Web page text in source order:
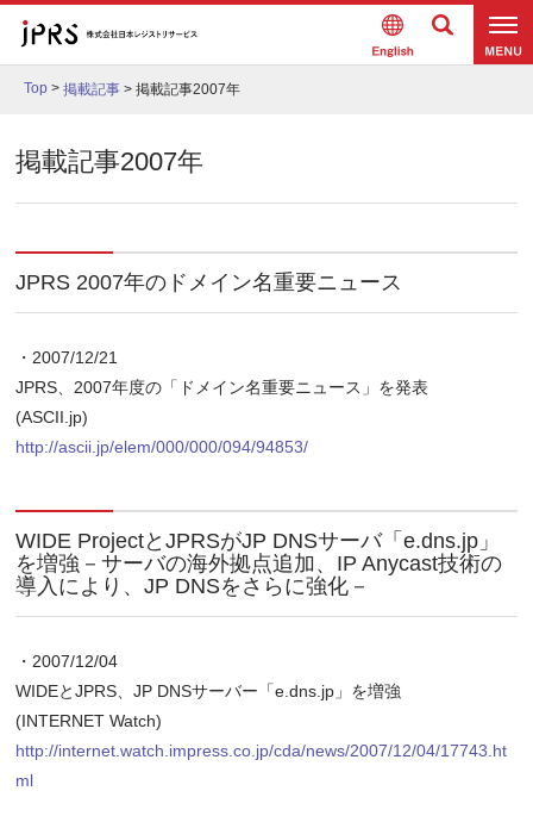
Englis 検索
Top > 掲載記事 > 掲載記事2007年
掲載記事2007年
JPRS 2007年のドメイン名重要ニュース
・2007/12/21
JPRS、2007年度の「ドメイン名重要ニュース」を発表
(ASCII.jp)
http://ascii.jp/elem/000/000/094/94853/
WIDE ProjectとJPRSがJP DNSサーバ「e.dns.jp」
を増強－サーバの海外拠点追加、IP Anycast技術の
導入により、JP DNSをさらに強化－
・2007/12/04
WIDEとJPRS、JP DNSサーバー「e.dns.jp」を増強
(INTERNET Watch)
http://internet.watch.impress.co.jp/cda/news/2007/12/04/17743.ht
ml